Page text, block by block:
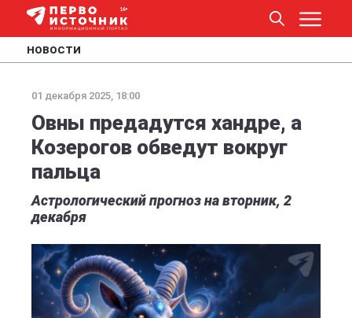
НОВОСТИ
01 декабря 2025, 18:00
Овны предадутся хандре, а
Козерогов обведут вокруг
пальца
Астрологический прогноз на вторник, 2
декабря